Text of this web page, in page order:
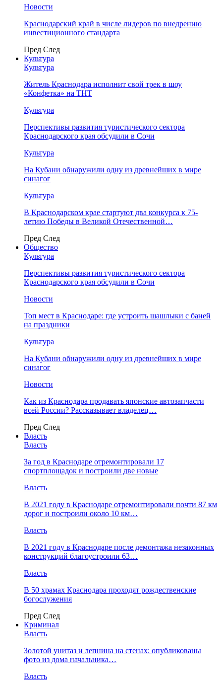
Новости
Краснодарский край в числе лидеров по внедрению
инвестиционного стандарта
Пред След
Культура
Культура
Житель Краснодара исполнит свой трек в шоу
«Конфетка» на ТНТ
Культура
Перспективы развития туристического сектора
Краснодарского края обсудили в Сочи
Культура
На Кубани обнаружили одну из древнейших в мире
синагог
Культура
В Краснодарском крае стартуют два конкурса к 75-
летию Победы в Великой Отечественной…
Пред След
Общество
Культура
Перспективы развития туристического сектора
Краснодарского края обсудили в Сочи
Новости
Топ мест в Краснодаре: где устроить шашлыки с баней
на праздники
Культура
На Кубани обнаружили одну из древнейших в мире
синагог
Новости
Как из Краснодара продавать японские автозапчасти
всей России? Рассказывает владелец…
Пред След
Власть
Власть
За год в Краснодаре отремонтировали 17
спортплощадок и построили две новые
Власть
В 2021 году в Краснодаре отремонтировали почти 87 км
дорог и построили около 10 км…
Власть
В 2021 году в Краснодаре после демонтажа незаконных
конструкций благоустроили 63…
Власть
В 50 храмах Краснодара проходят рождественские
богослужения
Пред След
Криминал
Власть
​Золотой унитаз и лепнина на стенах: опубликованы
фото из дома начальника…
Власть